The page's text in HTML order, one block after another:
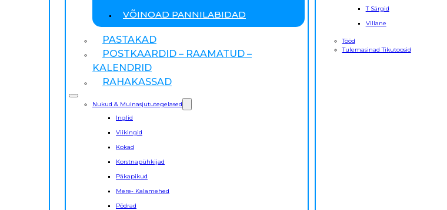
VÕINOAD PANNILABIDAD
PASTAKAD
POSTKAARDID – RAAMATUD –
KALENDRID
RAHAKASSAD
Nukud & Muinasjututegelased
Inglid
Viikingid
Kokad
Korstnapühkijad
Päkapikud
Mere- Kalamehed
Põdrad
T Särgid
Villane
Tööd
Tulemasinad Tikutoosid